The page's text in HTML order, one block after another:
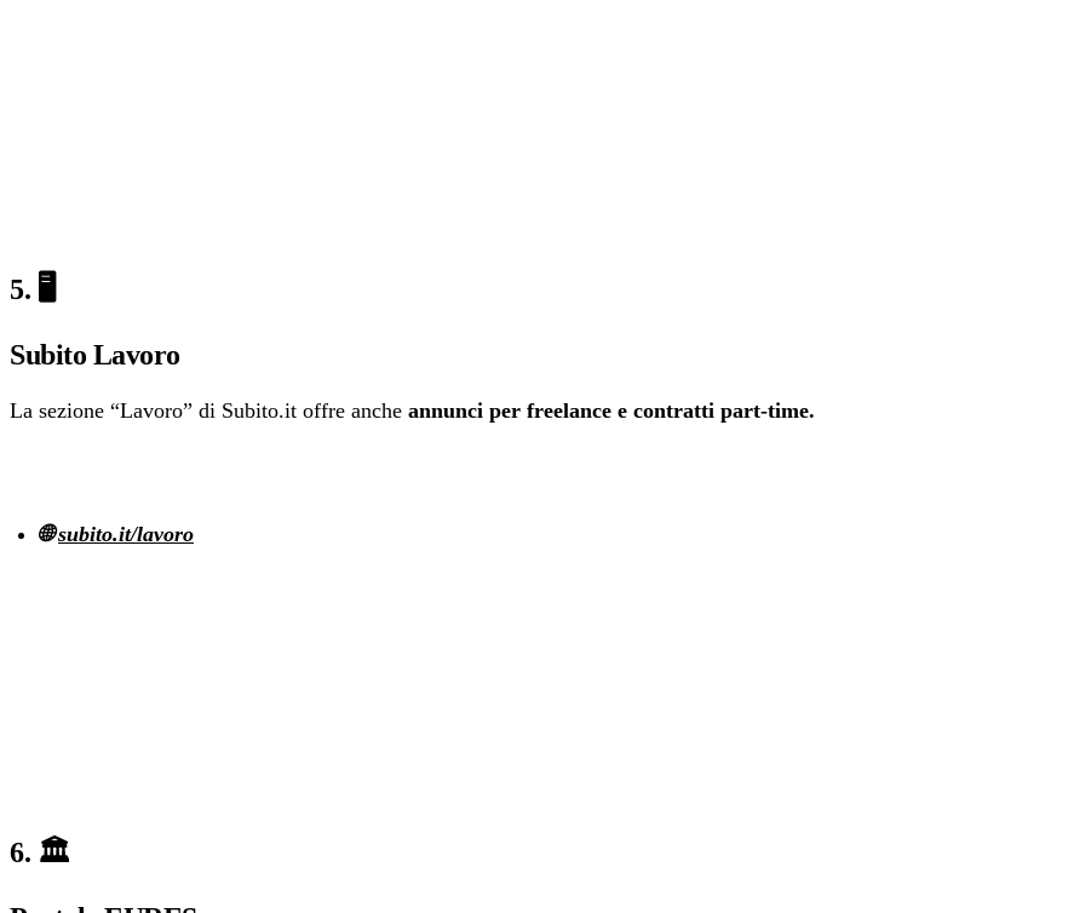
5. 🖥️
Subito Lavoro
La sezione “Lavoro” di Subito.it offre anche annunci per freelance e contratti part-time.
🌐 subito.it/lavoro
6. 🏛️